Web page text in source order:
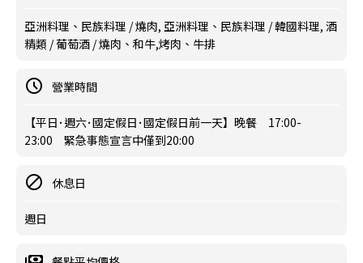
亞洲料理、民族料理 / 燒肉, 亞洲料理、民族料理 / 韓國料理, 酒
精類 / 葡萄酒 / 燒肉、和牛,烤肉、牛排
營業時間
【平日･週六･國定假日･國定假日前一天】晚餐 17:00-
23:00 緊急事態宣言中僅到20:00
休息日
週日